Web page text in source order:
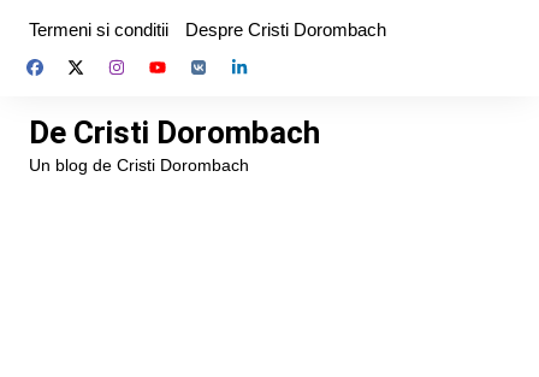
content
Termeni si conditii Despre Cristi Dorombach
De Cristi Dorombach
Un blog de Cristi Dorombach